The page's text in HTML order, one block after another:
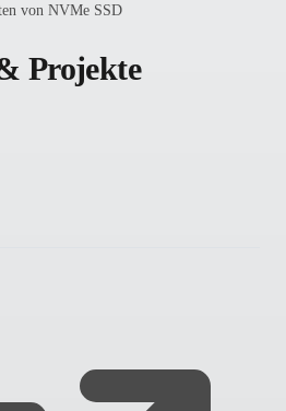
von NVMe SSD
Projekte